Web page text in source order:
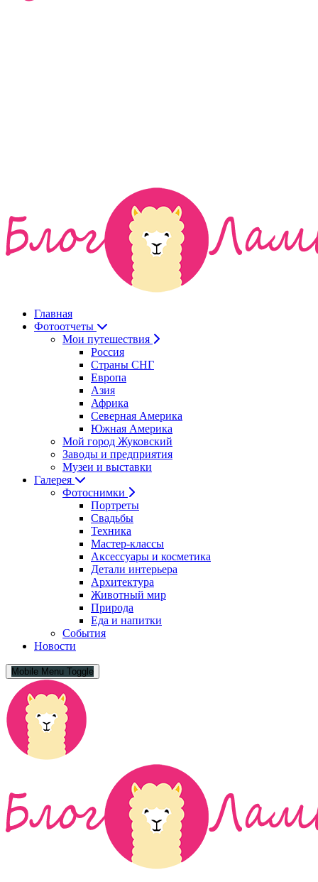
Главная
Фотоотчеты
Мои путешествия
Россия
Страны СНГ
Европа
Азия
Африка
Северная Америка
Южная Америка
Мой город Жуковский
Заводы и предприятия
Музеи и выставки
Галерея
Фотоснимки
Портреты
Свадьбы
Техника
Мастер-классы
Аксессуары и косметика
Детали интерьера
Архитектура
Животный мир
Природа
Еда и напитки
События
Новости
Mobile Menu Toggle